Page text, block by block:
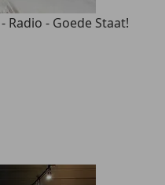
Radio - Goede Staat!